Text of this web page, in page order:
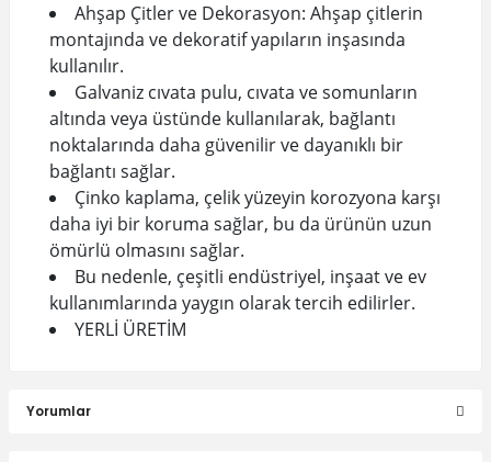
Ahşap Çitler ve Dekorasyon: Ahşap çitlerin
montajında ve dekoratif yapıların inşasında
kullanılır.
Galvaniz cıvata pulu, cıvata ve somunların
altında veya üstünde kullanılarak, bağlantı
noktalarında daha güvenilir ve dayanıklı bir
bağlantı sağlar.
Çinko kaplama, çelik yüzeyin korozyona karşı
daha iyi bir koruma sağlar, bu da ürünün uzun
ömürlü olmasını sağlar.
Bu nedenle, çeşitli endüstriyel, inşaat ve ev
kullanımlarında yaygın olarak tercih edilirler.
YERLİ ÜRETİM
Yorumlar